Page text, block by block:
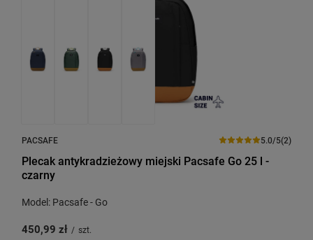
PACSAFE 5.0/5(2)
Plecak antykradzieżowy miejski Pacsafe Go 25 l -
czarny
Model: Pacsafe - Go
450,99 zł / szt.